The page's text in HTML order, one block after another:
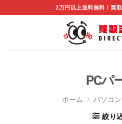
to
2万円以上送料無料！買
PCパ
ホーム / パソコン
絞り